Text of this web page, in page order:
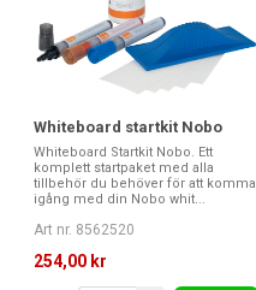
Whiteboard startkit Nobo
Whiteboard Startkit Nobo. Ett
komplett startpaket med alla
tillbehör du behöver för att komma
igång med din Nobo whit...
Art nr. 8562520
254,00 kr